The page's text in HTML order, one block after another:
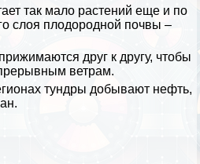
так мало растений еще и по
слоя плодородной почвы –
друг к другу, чтобы
ветрам.
тундры добывают нефть,